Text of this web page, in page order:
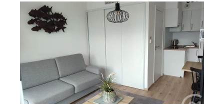
BOULOGNE SUR MER 62
19,20 m2 , 1 pièce
Ref : 19091
Appartement Studio à vendre
131 000 €
À vendre Studio à Boulogne-sur-Mer CENTURY